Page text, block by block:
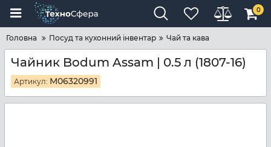
0
Головна Посуд та кухонний інвентар Чай та кава
Чайник Bodum Assam | 0.5 л (1807-16)
Артикул: M06320991